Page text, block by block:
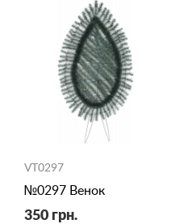
VT0297
№0297 Венок
350 грн.